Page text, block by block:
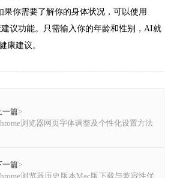
果你需要了解你的身体状况，可以使用
议功能。只需输入你的年龄和性别，AI就
康建议。
一篇>
浏览器网页字体调整及个性化设置方法
一篇>
浏览器历史版本Mac版下载与兼容性优